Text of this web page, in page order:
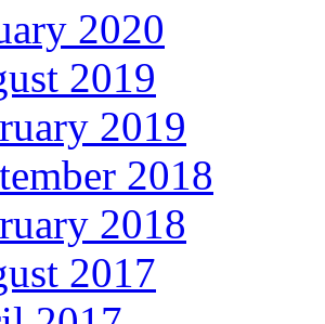
2020
2019
2019
2018
2018
2017